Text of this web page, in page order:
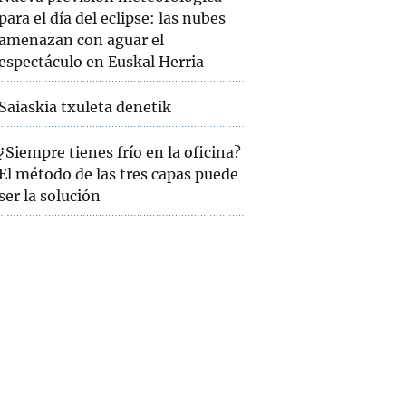
el día del eclipse: las nubes
con aguar el
en Euskal Herria
txuleta denetik
tienes frío en la oficina?
método de las tres capas puede
la solución